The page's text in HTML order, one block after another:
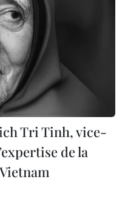
Tri Tinh, vice-
de la